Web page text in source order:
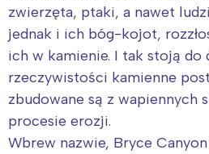
zwierzęta, ptaki, a nawet
jednak i ich bóg-kojot,
ich w kamienie. I tak stoją do
rzeczywistości kamienne
zbudowane są z wapiennych
procesie erozji.
Wbrew nazwie, Bryce